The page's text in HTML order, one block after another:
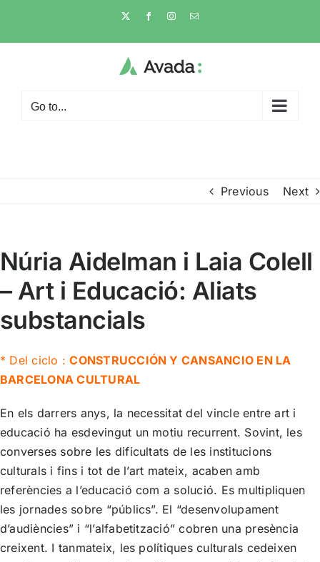
content
X FacebookInstagramEmail
Go to...
Previous Next
Núria Aidelman i Laia Colell
– Art i Educació: Aliats
substancials
* Del ciclo :CONSTRUCCIÓN Y CANSANCIO EN LA
BARCELONA CULTURAL
En els darrers anys, la necessitat del vincle entre art i
educació ha esdevingut un motiu recurrent. Sovint, les
converses sobre les dificultats de les institucions
culturals i fins i tot de l’art mateix, acaben amb
referències a l’educació com a solució. Es multipliquen
les jornades sobre “públics”. El “desenvolupament
d’audiències” i “l’alfabetització” cobren una presència
creixent. I tanmateix, les polítiques culturals cedeixen